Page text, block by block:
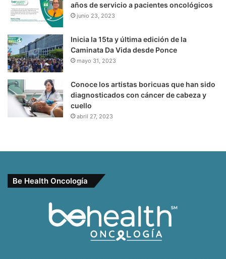
años de servicio a pacientes oncológicos
junio 23, 2023
Inicia la 15ta y última edición de la
Caminata Da Vida desde Ponce
mayo 31, 2023
Conoce los artistas boricuas que han sido
diagnosticados con cáncer de cabeza y
cuello
abril 27, 2023
Be Health Oncología